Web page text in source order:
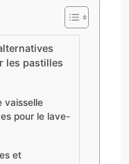
les pastilles
vaisselle
pour le lave-
et